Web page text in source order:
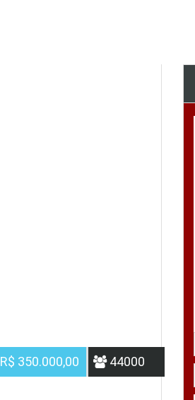
R$ 350.000,00 44000